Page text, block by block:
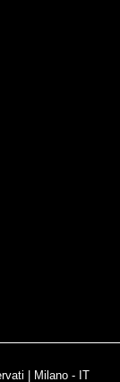
| Milano - IT